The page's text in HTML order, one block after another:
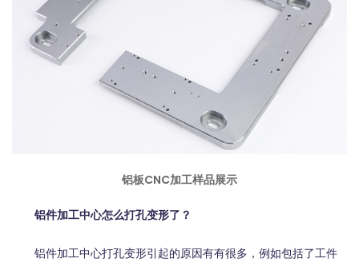
铝板CNC加工样品展示
铝件加工中心怎么打孔变形了？
铝件加工中心打孔变形引起的原因有有很多，例如包括了工件